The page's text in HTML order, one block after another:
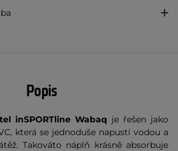
Popis
inSPORTline Wabaq je řešen jako
která se jednoduše napustí vodou a
Takováto náplň krásně absorbuje